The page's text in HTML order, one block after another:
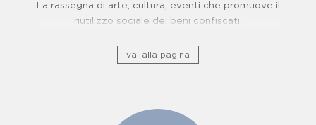
La rassegna di arte, cultura, eventi che promuove il
riutilizzo sociale dei beni confiscati.
vai alla pagina